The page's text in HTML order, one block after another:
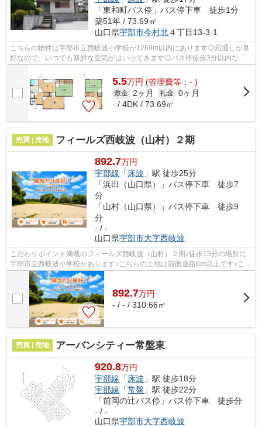
「東和町バス停」バス停下車 徒歩1分
築51年 / 73.69㎡
山口県宇部市今村北４丁目13-3-1
こちらの物件は宇部市立西岐波小学校が1269m以内にあります◎風通しが良
好なので、いつでも新鮮な空気がはいってきます◎バス停徒歩3分以内なの
で利便性が高く外出にも便利です◎設備も間...
5.5万円 (管理費等：- )
敷金 2ヶ月 礼金 0ヶ月
- / 4DK / 73.69㎡
売買 | 売地 フィールズ西岐波（山村）２期
892.7万円
宇部線 「床波 」駅 徒歩25分
「浜田（山口県）」バス停下車 徒歩7
分
「山村（山口県）」バス停下車 徒歩9
分
- / -
山口県宇部市大字西岐波
こだわりポイント満載のフィールズ西岐波（山村）２期♪徒歩15分の場所に
宇部市立西岐波小学校があります♪こちらの土地は前面道路6m以上です♪こち
らの土地面積は310.66㎡(実測)です♪地...
892.7万円
- / - / 310.66㎡
売買 | 売地 アーバンシティー常盤東
920.8万円
宇部線 「床波 」駅 徒歩18分
宇部線 「常盤 」駅 徒歩22分
「前岡の辻バス停」バス停下車 徒歩分
- / -
山口県宇部市大字西岐波